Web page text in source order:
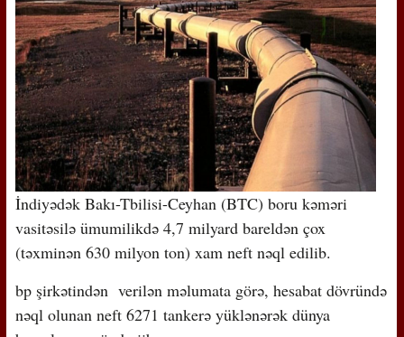
İndiyədək Bakı-Tbilisi-Ceyhan (BTC) boru kəməri
vasitəsilə ümumilikdə 4,7 milyard bareldən çox
(təxminən 630 milyon ton) xam neft nəql edilib.
bp şirkətindən verilən məlumata görə, hesabat dövründə
nəql olunan neft 6271 tankerə yüklənərək dünya